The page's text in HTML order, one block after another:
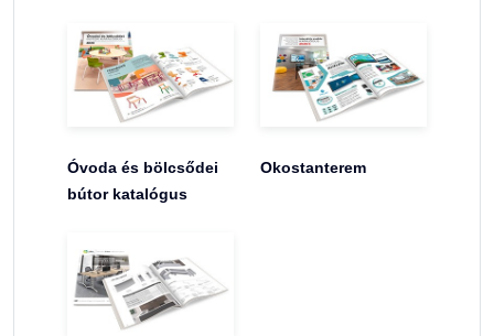
Óvoda és bölcsődei
bútor katalógus
Okostanterem